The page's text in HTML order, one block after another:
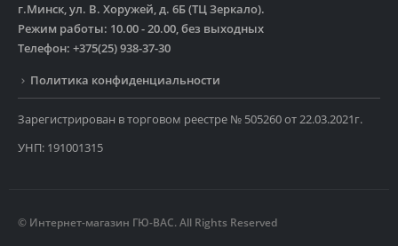
г.Минск, ул. В. Хоружей, д. 6Б (ТЦ Зеркало).
Режим работы: 10.00 - 20.00, без выходных
Телефон: +375(25) 938-37-30
Политика конфиденциальности
Зарегистрирован в торговом реестре № 505260 от 22.03.2021г.
УНП: 191001315
© Интернет-магазин ГЮ-ВАС. All Rights Reserved